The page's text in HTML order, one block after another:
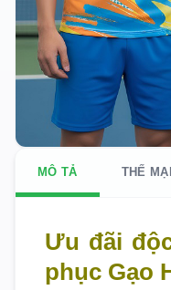
MÔ TẢ THẾ
Ưu đãi
phục Gạo